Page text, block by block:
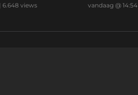
6.648 views vandaag @ 14:54